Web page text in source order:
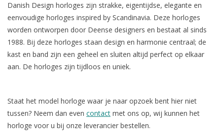
Merken
Cadeaukaarten
Danish Design horloges zijn strakke, eigentijdse, elegante en
eenvoudige horloges inspired by Scandinavia. Deze horloges
worden ontworpen door Deense designers en bestaat al sinds
1988. Bij deze horloges staan design en harmonie centraal; de
kast en band zijn een geheel en sluiten altijd perfect op elkaar
aan. De horloges zijn tijdloos en uniek.
Staat het model horloge waar je naar opzoek bent hier niet
tussen? Neem dan even contact met ons op, wij kunnen het
horloge voor u bij onze leverancier bestellen.